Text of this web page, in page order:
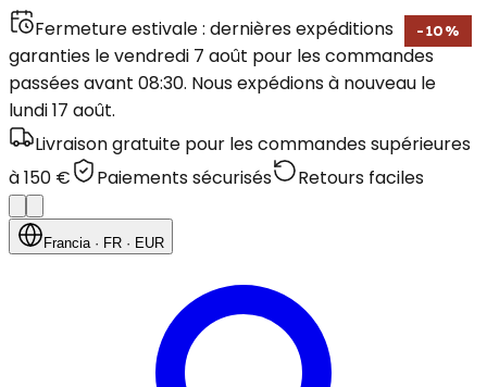
Fermeture estivale : dernières expéditions
garanties le vendredi 7 août pour les commandes
passées avant 08:30. Nous expédions à nouveau le
lundi 17 août.
Livraison gratuite pour les commandes supérieures
à 150 €
Paiements sécurisés Retours faciles
Francia· FR · EUR
- 10 %